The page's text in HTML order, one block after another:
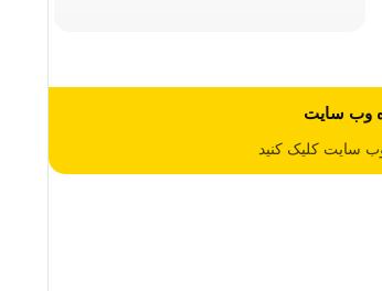
وب سایت
سایت کلیک کنید